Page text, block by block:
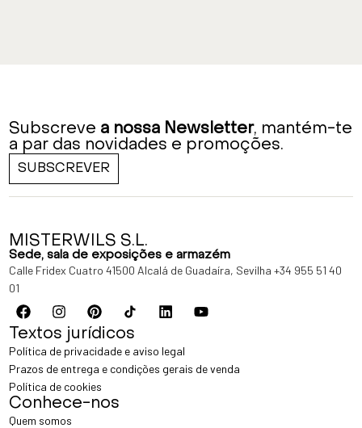
Subscreve a nossa Newsletter, mantém-te
a par das novidades e promoções.
SUBSCREVER
MISTERWILS S.L.
Sede, sala de exposições e armazém
Calle Fridex Cuatro 41500 Alcalá de Guadaíra, Sevilha +34 955 51 40
01
Textos jurídicos
Política de privacidade e aviso legal
Prazos de entrega e condições gerais de venda
Política de cookies
Conhece-nos
Quem somos